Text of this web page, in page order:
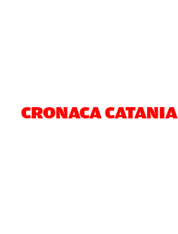
CRONACA CATANIA